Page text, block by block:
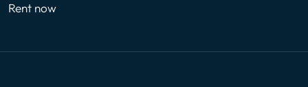
Rent now